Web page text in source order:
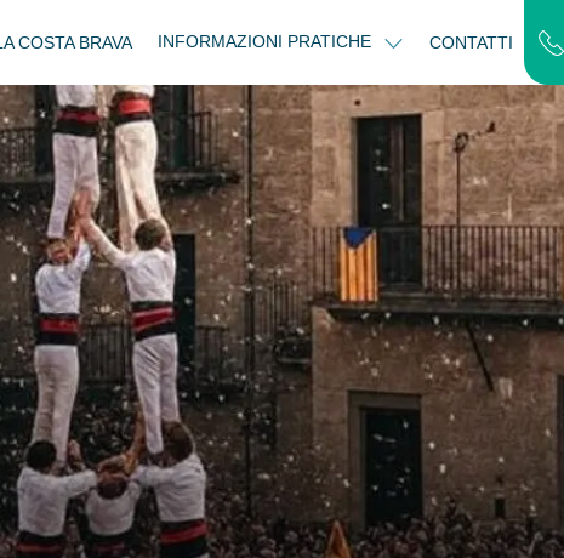
COSTA BRAVA INFORMAZIONI PRATICHE CONTATTI